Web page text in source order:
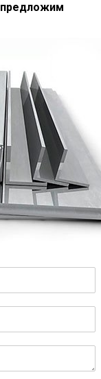
предложим